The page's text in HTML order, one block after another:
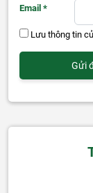
Email *
Lưu thông tin